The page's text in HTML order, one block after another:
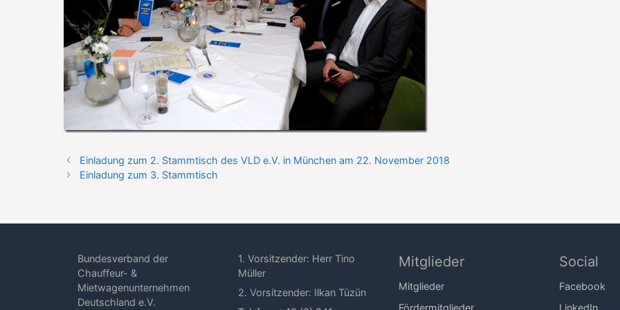
Einladung zum 2. Stammtisch des VLD e.V. in München am 22. November 2018
Einladung zum 3. Stammtisch
Bundesverband der
Chauffeur- &
Mietwagenunternehmen
Deutschland e.V.
1. Vorsitzender: Herr Tino
Müller
2. Vorsitzender: Ilkan Tüzün
Mitglieder
Mitglieder
Fördermitglieder
Social
Facebook
LinkedIn